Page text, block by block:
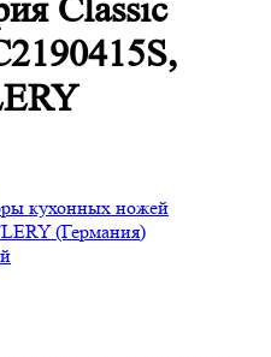
Classic
кухонных ножей
(Германия)